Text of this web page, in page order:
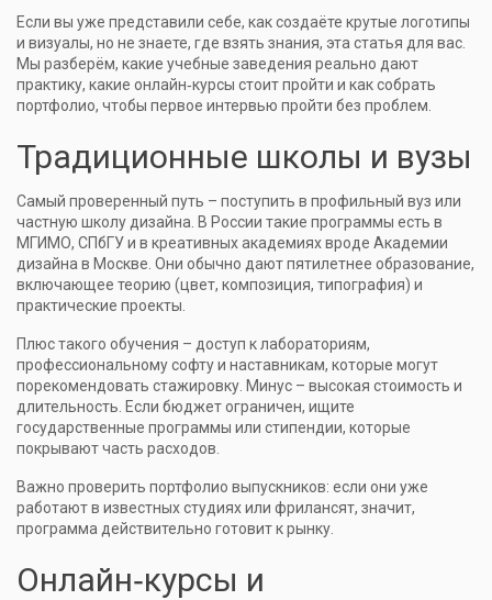
Если вы уже представили себе, как создаёте крутые логотипы
и визуалы, но не знаете, где взять знания, эта статья для вас.
Мы разберём, какие учебные заведения реально дают
практику, какие онлайн‑курсы стоит пройти и как собрать
портфолио, чтобы первое интервью пройти без проблем.
Традиционные школы и вузы
Самый проверенный путь – поступить в профильный вуз или
частную школу дизайна. В России такие программы есть в
МГИМО, СПбГУ и в креативных академиях вроде Академии
дизайна в Москве. Они обычно дают пятилетнее образование,
включающее теорию (цвет, композиция, типография) и
практические проекты.
Плюс такого обучения – доступ к лабораториям,
профессиональному софту и наставникам, которые могут
порекомендовать стажировку. Минус – высокая стоимость и
длительность. Если бюджет ограничен, ищите
государственные программы или стипендии, которые
покрывают часть расходов.
Важно проверить портфолио выпускников: если они уже
работают в известных студиях или фрилансят, значит,
программа действительно готовит к рынку.
Онлайн‑курсы и